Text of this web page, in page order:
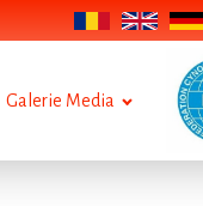
Galerie Media